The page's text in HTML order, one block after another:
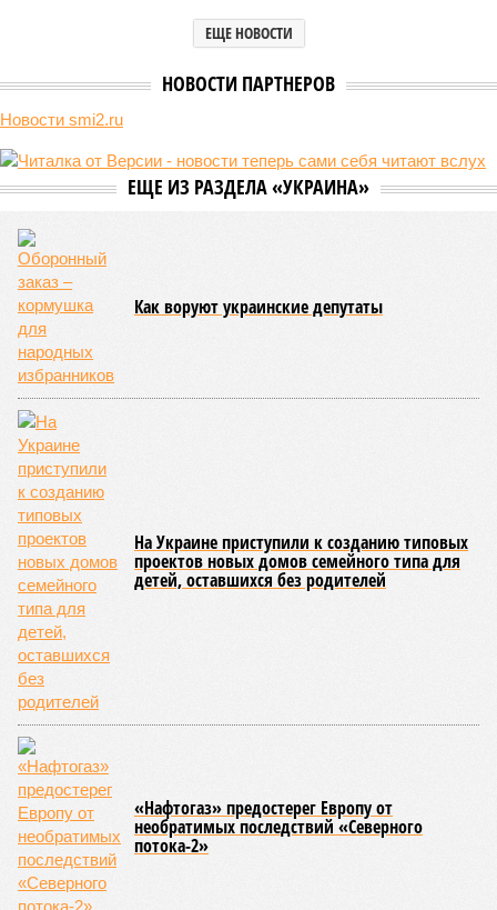
ЕЩЕ НОВОСТИ
НОВОСТИ ПАРТНЕРОВ
Новости smi2.ru
ЕЩЕ ИЗ РАЗДЕЛА «УКРАИНА»
Как воруют украинские депутаты
На Украине приступили к созданию типовых
проектов новых домов семейного типа для
детей, оставшихся без родителей
«Нафтогаз» предостерег Европу от
необратимых последствий «Северного
потока-2»